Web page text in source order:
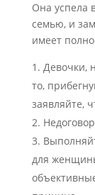
Она успела
семью, и
имеет
Девочки,
то,
заявляйте,
для